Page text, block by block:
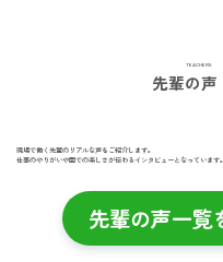
TEACHERS
先輩の声
現場で働く先輩のリアルな声をご紹介します。
仕事のやりがいや園での楽しさが伝わるインタビューとなっています。
先輩の声一覧